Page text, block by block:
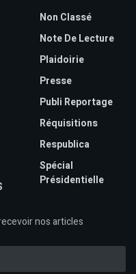
Non Classé
Note De Lecture
Plaidoirie
Presse
Publi Reportage
Réquisitions
Respublica
Spécial
Présidentielle
nos articles